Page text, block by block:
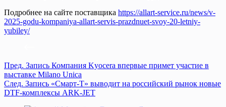
Подробнее на сайте поставщика https://allart-service.ru/news/v-
2025-godu-kompaniya-allart-servis-prazdnuet-svoy-20-letniy-
yubiley/
Пред. Запись Компания Kyocera впервые примет участие в
выставке Milano Unica
След. Запись «Смарт-Т» выводит на российский рынок новые
DTF-комплексы ARK-JET